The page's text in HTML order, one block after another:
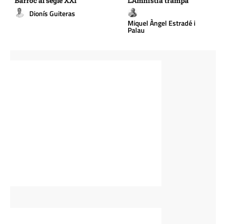
Dionís Guiteras
Miquel Àngel Estradé i
Palau